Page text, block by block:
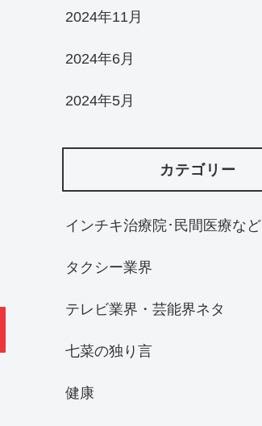
2024年11月
2024年6月
2024年5月
カテゴリー
インチキ治療院･民間医療など
タクシー業界
テレビ業界・芸能界ネタ
七菜の独り言
健康